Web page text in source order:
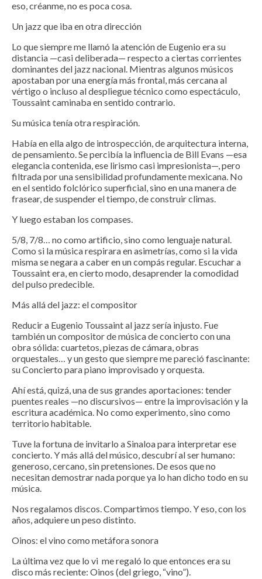
eso, créanme, no es poca cosa.
Un jazz que iba en otra dirección
Lo que siempre me llamó la atención de Eugenio era su
distancia —casi deliberada— respecto a ciertas corrientes
dominantes del jazz nacional. Mientras algunos músicos
apostaban por una energía más frontal, más cercana al
vértigo o incluso al despliegue técnico como espectáculo,
Toussaint caminaba en sentido contrario.
Su música tenía otra respiración.
Había en ella algo de introspección, de arquitectura interna,
de pensamiento. Se percibía la influencia de Bill Evans —esa
elegancia contenida, ese lirismo casi impresionista—, pero
filtrada por una sensibilidad profundamente mexicana. No
en el sentido folclórico superficial, sino en una manera de
frasear, de suspender el tiempo, de construir climas.
Y luego estaban los compases.
5/8, 7/8… no como artificio, sino como lenguaje natural.
Como si la música respirara en asimetrías, como si la vida
misma se negara a caber en un compás regular. Escuchar a
Toussaint era, en cierto modo, desaprender la comodidad
del pulso predecible.
Más allá del jazz: el compositor
Reducir a Eugenio Toussaint al jazz sería injusto. Fue
también un compositor de música de concierto con una
obra sólida: cuartetos, piezas de cámara, obras
orquestales… y un gesto que siempre me pareció fascinante:
su Concierto para piano improvisado y orquesta.
Ahí está, quizá, una de sus grandes aportaciones: tender
puentes reales —no discursivos— entre la improvisación y la
escritura académica. No como experimento, sino como
territorio habitable.
Tuve la fortuna de invitarlo a Sinaloa para interpretar ese
concierto. Y más allá del músico, descubrí al ser humano:
generoso, cercano, sin pretensiones. De esos que no
necesitan demostrar nada porque ya lo han dicho todo en su
música.
Nos regalamos discos. Compartimos tiempo. Y eso, con los
años, adquiere un peso distinto.
Oinos: el vino como metáfora sonora
La última vez que lo vi me regaló lo que entonces era su
disco más reciente: Oinos (del griego, “vino”).